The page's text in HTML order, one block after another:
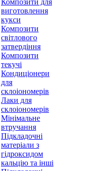
Композити для
виготовлення
кукси
Композити
світлового
затвердіння
Композити
текучі
Кондиціонери
для
склоіономерів
Лаки для
склоіономерів
Мінімальне
втручання
Підкладочні
матеріали з
гідроксидом
кальцію та інші